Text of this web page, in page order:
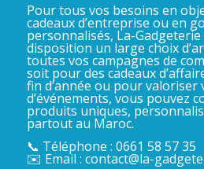
Pour tous vos besoins en
cadeaux d’entreprise ou en
personnalisés, La-
disposition un large choix
toutes vos campagnes de
soit pour des cadeaux
fin d’année ou pour
d’événements, vous pouvez
produits uniques,
partout au Maroc.
📞 Téléphone : 0661 58 57 35
✉️ Email : contact@la-